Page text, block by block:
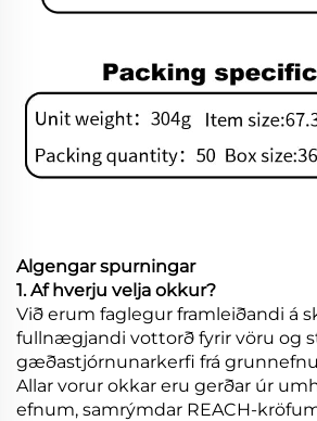
Algengar spurningar
1. Af hverju velja okkur?
Við erum faglegur framleiðandi á
fullnægjandi vottorð fyrir vöru og
gæðastjórnunarkerfi frá
Allar vorur okkar eru gerðar úr
efnum, samrýmdar REACH-